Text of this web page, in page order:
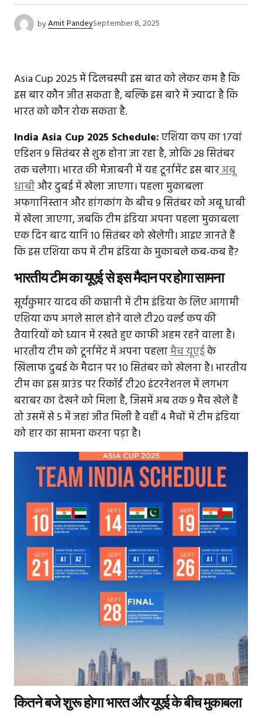
byAmit PandeySeptember 8, 2025
Asia Cup 2025 में दिलचस्पी इस बात को लेकर कम है कि
इस बार कौन जीत सकता है, बल्कि इस बारे में ज्यादा है कि
भारत को कौन रोक सकता है.
India Asia Cup 2025 Schedule:एशिया कप का 17वां
एडिशन 9 सितंबर से शुरू होना जा रहा है, जोकि 28 सितंबर
तक चलेगा। भारत की मेजाबनी में यह टूर्नामेंट इस बारअबू
धाबीऔर दुबई में खेला जाएगा। पहला मुकाबला
अफगानिस्तान और हांगकांग के बीच 9 सितंबर को अबू धाबी
में खेला जाएगा, जबकि टीम इंडिया अपना पहला मुकाबला
एक दिन बाद यानि 10 सितंबर को खेलेगी। आइए जानते हैं
कि इस एशिया कप में टीम इंडिया के मुकाबले कब-कब हैं?
भारतीय टीम का यूएई से इस मैदान पर होगा सामना
सूर्यकुमार यादव की कप्तानी में टीम इंडिया के लिए आगामी
एशिया कप अगले साल होने वाले टी20 वर्ल्ड कप की
तैयारियों को ध्यान में रखते हुए काफी अहम रहने वाला है।
भारतीय टीम को टूर्नामेंट में अपना पहलामैच यूएईके
खिलाफ दुबई के मैदान पर 10 सितंबर को खेलना है। भारतीय
टीम का इस ग्राउंड पर रिकॉर्ड टी20 इंटरनेशनल में लगभग
बराबर का देखने को मिला है, जिसमें अब तक 9 मैच खेले हैं
तो उसमें से 5 में जहां जीत मिली है वहीं 4 मैचों में टीम इंडिया
को हार का सामना करना पड़ा है।
कितने बजे शुरू होगा भारत और यूएई के बीच मुकाबला